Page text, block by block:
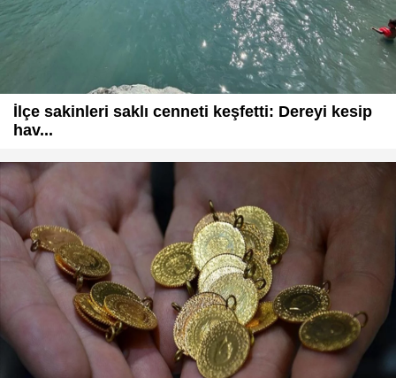
İlçe sakinleri saklı cenneti keşfetti: Dereyi kesip
hav...